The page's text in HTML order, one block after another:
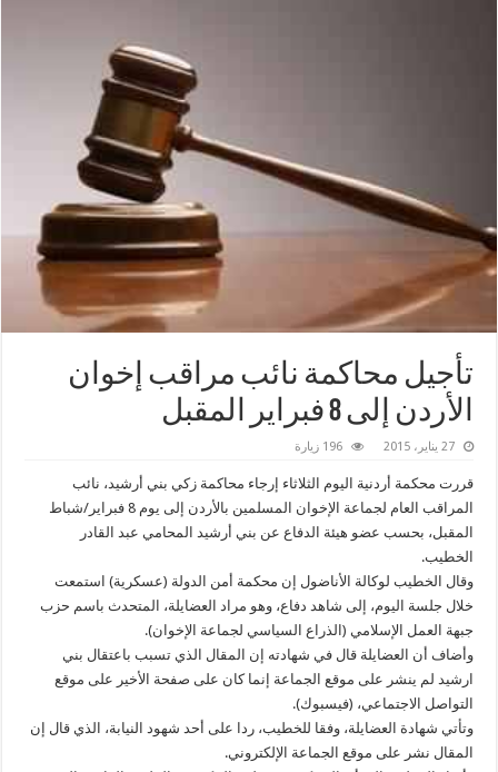
تأجيل محاكمة نائب مراقب إخوان
الأردن إلى 8 فبراير المقبل
27 يناير، 2015 196 زيارة
قررت محكمة أردنية اليوم الثلاثاء إرجاء محاكمة زكي بني أرشيد، نائب
المراقب العام لجماعة الإخوان المسلمين بالأردن إلى يوم 8 فبراير/شباط
المقبل، بحسب عضو هيئة الدفاع عن بني أرشيد المحامي عبد القادر
الخطيب.
وقال الخطيب لوكالة الأناضول إن محكمة أمن الدولة (عسكرية) استمعت
خلال جلسة اليوم، إلى شاهد دفاع، وهو مراد العضايلة، المتحدث باسم حزب
جبهة العمل الإسلامي (الذراع السياسي لجماعة الإخوان).
وأضاف أن العضايلة قال في شهادته إن المقال الذي تسبب باعتقال بني
ارشيد لم ينشر على موقع الجماعة إنما كان على صفحة الأخير على موقع
التواصل الاجتماعي، (فيسبوك).
وتأتي شهادة العضايلة، وفقا للخطيب، ردا على أحد شهود النيابة، الذي قال إن
المقال نشر على موقع الجماعة الإلكتروني.